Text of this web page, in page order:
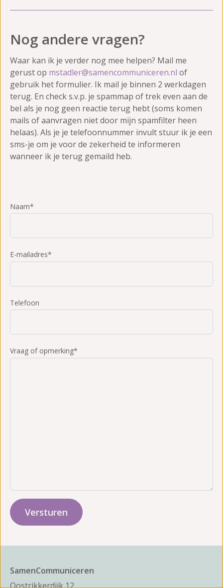
Nog andere vragen?
Waar kan ik je verder nog mee helpen? Mail me
gerust op mstadler@samencommuniceren.nl of
gebruik het formulier. Ik mail je binnen 2 werkdagen
terug. En check s.v.p. je spammap of trek even aan de
bel als je nog geen reactie terug hebt (soms komen
mails of aanvragen niet door mijn spamfilter heen
helaas). Als je je telefoonnummer invult stuur ik je een
sms-je om je voor de zekerheid te informeren
wanneer ik je terug gemaild heb.
Naam*
E-mailadres*
Telefoon
Vraag of opmerking*
SamenCommuniceren
Oostrikkerdijk 12